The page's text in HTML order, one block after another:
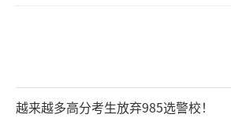
越来越多高分考生放弃985选警校！